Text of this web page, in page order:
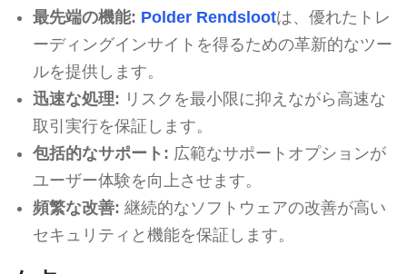
最先端の機能: Polder Rendslootは、優れたトレ
ーディングインサイトを得るための革新的なツー
ルを提供します。
迅速な処理: リスクを最小限に抑えながら高速な
取引実行を保証します。
包括的なサポート: 広範なサポートオプションが
ユーザー体験を向上させます。
頻繁な改善: 継続的なソフトウェアの改善が高い
セキュリティと機能を保証します。